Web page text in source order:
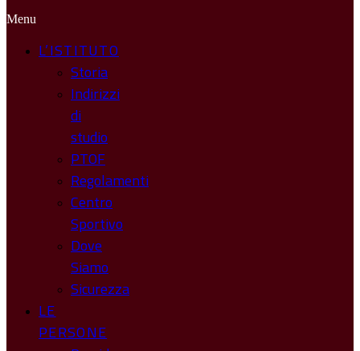
Menu
L’ISTITUTO
Storia
Indirizzi
di
studio
PTOF
Regolamenti
Centro
Sportivo
Dove
Siamo
Sicurezza
LE
PERSONE